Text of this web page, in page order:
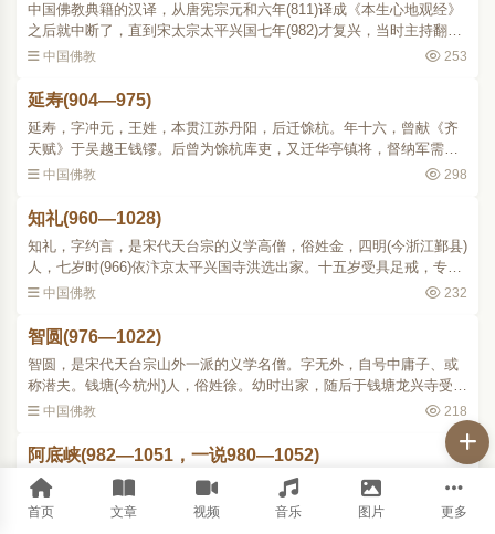
中国佛教典籍的汉译，从唐宪宗元和六年(811)译成《本生心地观经》
之后就中断了，直到宋太宗太平兴国七年(982)才复兴，当时主持翻译
工作的即是天息灾、法天、施护三人。法天是中印度摩伽陀国那烂陀
中国佛教 253
延寿(904—975)
延寿，字冲元，王姓，本贯江苏丹阳，后迁馀杭。年十六，曾献《齐
天赋》于吴越王钱镠。后曾为馀杭库吏，又迁华亭镇将，督纳军需。
他因为自幼信佛，戒杀放生，擅自动用库钱买鱼虾等物放生，事发被
中国佛教 298
知礼(960—1028)
知礼，字约言，是宋代天台宗的义学高僧，俗姓金，四明(今浙江鄞县)
人，七岁时(966)依汴京太平兴国寺洪选出家。十五岁受具足戒，专研
律部。二十岁(979)从天台螺溪传教院义通(927988)学天台教观。太宗
中国佛教 232
智圆(976—1022)
智圆，是宋代天台宗山外一派的义学名僧。字无外，自号中庸子、或
称潜夫。钱塘(今杭州)人，俗姓徐。幼时出家，随后于钱塘龙兴寺受
戒。二十一岁，受儒学，但仍以习释氏为本务，即往奉先寺依源清学
中国佛教 218
阿底峡(982—1051，一说980—1052)
阿底峡，是中国西藏地区在朗达玛王灭法之后，复兴佛教的第一位重
要人物。他是社护罗国(即今孟加拉国)人。他的父亲就是当地的国王，
首页 文章 视频 音乐 图片 更多